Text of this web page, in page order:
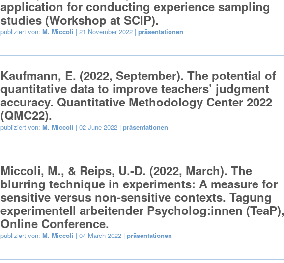
application for conducting experience sampling
studies (Workshop at SCIP).
publiziert von: M. Miccoli | 21 November 2022 | präsentationen
Kaufmann, E. (2022, September). The potential of
quantitative data to improve teachers’ judgment
accuracy. Quantitative Methodology Center 2022
(QMC22).
publiziert von: M. Miccoli | 02 June 2022 | präsentationen
Miccoli, M., & Reips, U.-D. (2022, March). The
blurring technique in experiments: A measure for
sensitive versus non-sensitive contexts. Tagung
experimentell arbeitender Psycholog:innen (TeaP),
Online Conference.
publiziert von: M. Miccoli | 04 March 2022 | präsentationen